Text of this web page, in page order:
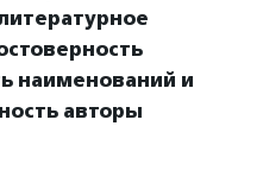
наименований и
авторы